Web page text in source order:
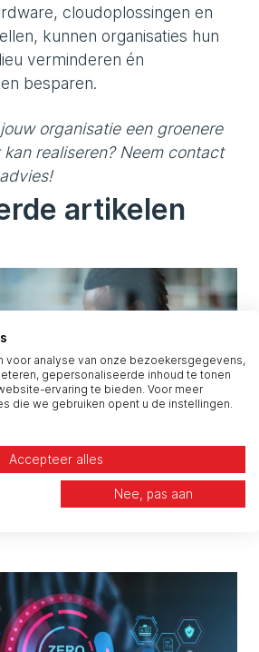
cloudoplossingen en
kunnen organisaties hun
verminderen én
besparen.
organisatie een groenere
realiseren? Neem contact
artikelen
Platforms: de sleutel tot
werkplek
voor analyse van onze bezoekersgegevens,
gepersonaliseerde inhoud te tonen
ervaring te bieden. Voor meer
die we gebruiken opent u de instellingen.
Accepteer alles
Nee, pas aan